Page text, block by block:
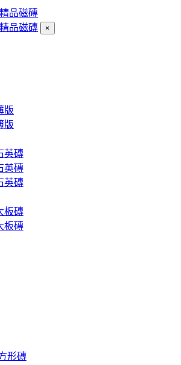
×
版
版
英磚
英磚
英磚
板磚
板磚
形磚